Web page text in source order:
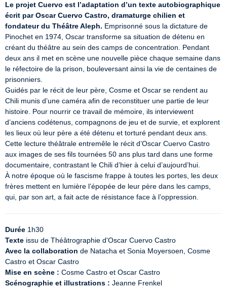
Le projet Cuervo est l’adaptation d’un texte autobiographique
écrit par Oscar Cuervo Castro, dramaturge chilien et
fondateur du Théâtre Aleph. Emprisonné sous la dictature de
Pinochet en 1974, Oscar transforme sa situation de détenu en
créant du théâtre au sein des camps de concentration. Pendant
deux ans il met en scène une nouvelle pièce chaque semaine dans
le réfectoire de la prison, bouleversant ainsi la vie de centaines de
prisonniers.
Guidés par le récit de leur père, Cosme et Oscar se rendent au
Chili munis d’une caméra afin de reconstituer une partie de leur
histoire. Pour nourrir ce travail de mémoire, ils interviewent
d’anciens codétenus, compagnons de jeu et de survie, et explorent
les lieux où leur père a été détenu et torturé pendant deux ans.
Cette lecture théâtrale entremêle le récit d’Oscar Cuervo Castro
aux images de ses fils tournées 50 ans plus tard dans une forme
documentaire, contrastant le Chili d’hier à celui d’aujourd’hui.
À notre époque où le fascisme frappe à toutes les portes, les deux
frères mettent en lumière l’épopée de leur père dans les camps,
qui, par son art, a fait acte de résistance face à l’oppression.
Durée
Texte
Avec la collaboration de Natacha et Sonia Moyersoen, Cosme
Mise en scène :
Scénographie et illustrations :